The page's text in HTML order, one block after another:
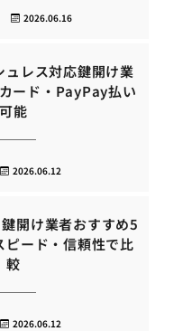
2026.06.16
ュレス対応鍵開け業
ード・PayPay払い
可能
2026.06.12
開け業者おすすめ5
ピード・信頼性で比
較
2026.06.12